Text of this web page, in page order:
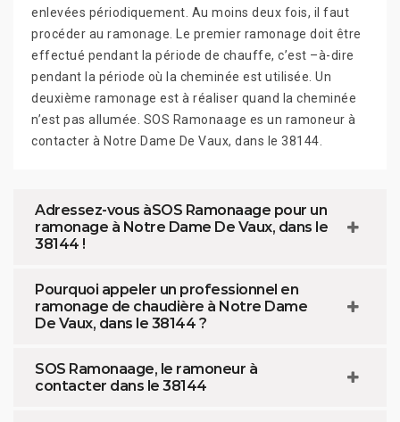
enlevées périodiquement. Au moins deux fois, il faut
procéder au ramonage. Le premier ramonage doit être
effectué pendant la période de chauffe, c’est –à-dire
pendant la période où la cheminée est utilisée. Un
deuxième ramonage est à réaliser quand la cheminée
n’est pas allumée. SOS Ramonaage es un ramoneur à
contacter à Notre Dame De Vaux, dans le 38144.
Adressez-vous àSOS Ramonaage pour un
ramonage à Notre Dame De Vaux, dans le
38144 !
Pourquoi appeler un professionnel en
ramonage de chaudière à Notre Dame
De Vaux, dans le 38144 ?
SOS Ramonaage, le ramoneur à
contacter dans le 38144